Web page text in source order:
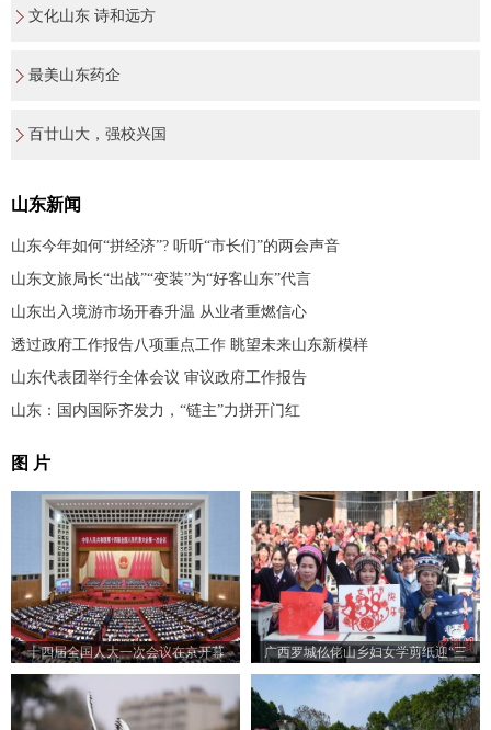
文化山东 诗和远方
最美山东药企
百廿山大，强校兴国
山东新闻
山东今年如何“拼经济”? 听听“市长们”的两会声音
山东文旅局长“出战”“变装”为“好客山东”代言
山东出入境游市场开春升温 从业者重燃信心
透过政府工作报告八项重点工作 眺望未来山东新模样
山东代表团举行全体会议 审议政府工作报告
山东：国内国际齐发力，“链主”力拼开门红
图 片
十四届全国人大一次会议在京开幕
广西罗城仫佬山乡妇女学剪纸迎“三
八”节